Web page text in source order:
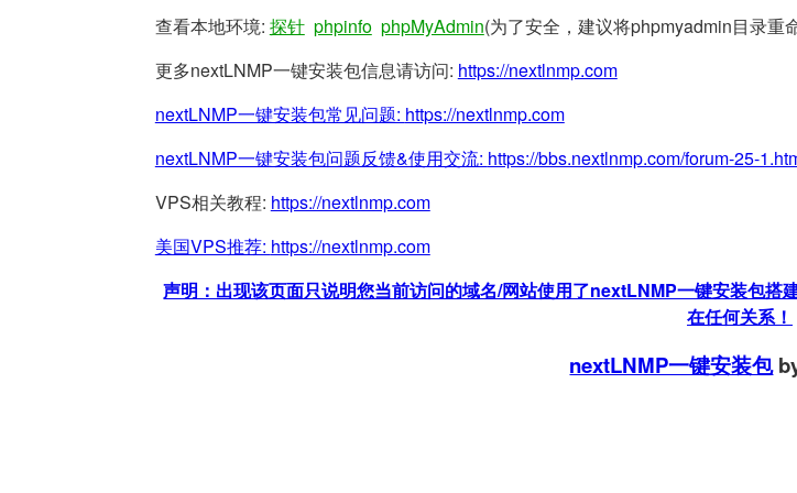
查看本地环境: 探针 phpinfo phpMyAdmin(为了安全，建议将phpmyadmin目录重
更多nextLNMP一键安装包信息请访问: https://nextlnmp.com
nextLNMP一键安装包常见问题: https://nextlnmp.com
nextLNMP一键安装包问题反馈&使用交流: https://bbs.nextlnmp.com/forum-25-
VPS相关教程: https://nextlnmp.com
美国VPS推荐: https://nextlnmp.com
声明：出现该页面只说明您当前访问的域名/网站使用了nextLNMP一键安装包
在任何关系！
nextLNMP一键安装包